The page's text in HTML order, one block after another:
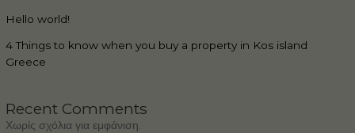
Hello world!
4 Things to know when you buy a property in Kos island
Greece
Recent Comments
Χωρίς σχόλια για εμφάνιση.